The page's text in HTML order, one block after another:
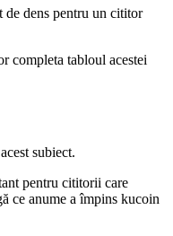
dens pentru un cititor
completa tabloul acestei
subiect.
pentru cititorii care
ce anume a împins kucoin